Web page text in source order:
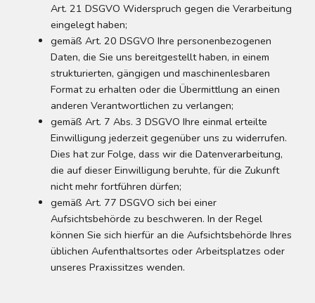
Art. 21 DSGVO Widerspruch gegen die Verarbeitung
eingelegt haben;
gemäß Art. 20 DSGVO Ihre personenbezogenen
Daten, die Sie uns bereitgestellt haben, in einem
strukturierten, gängigen und maschinenlesbaren
Format zu erhalten oder die Übermittlung an einen
anderen Verantwortlichen zu verlangen;
gemäß Art. 7 Abs. 3 DSGVO Ihre einmal erteilte
Einwilligung jederzeit gegenüber uns zu widerrufen.
Dies hat zur Folge, dass wir die Datenverarbeitung,
die auf dieser Einwilligung beruhte, für die Zukunft
nicht mehr fortführen dürfen;
gemäß Art. 77 DSGVO sich bei einer
Aufsichtsbehörde zu beschweren. In der Regel
können Sie sich hierfür an die Aufsichtsbehörde Ihres
üblichen Aufenthaltsortes oder Arbeitsplatzes oder
unseres Praxissitzes wenden.